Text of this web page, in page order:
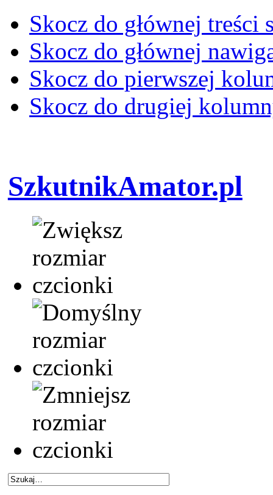
Skocz do głównej treści
Skocz do głównej
Skocz do pierwszej
Skocz do drugiej
SzkutnikAmator.pl